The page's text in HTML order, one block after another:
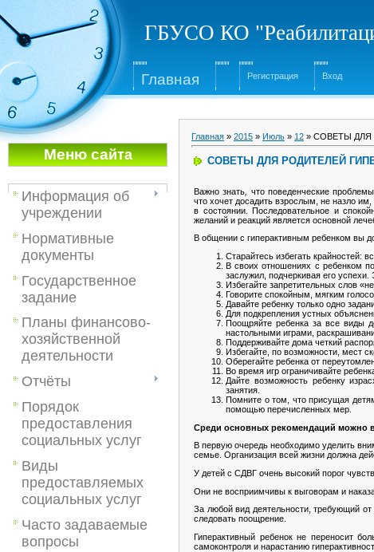
ГБУСО КО
Главная Регистрация Вход
Меню сайта
Информация об
учреждении
Нормативные
документы
Государственное
задание
Планы финансово-
хозяйственной
деятельности
Отчёты
Порядок
предоставления
социальных услуг
Виды
предоставляемых
социальных услуг
Часто задаваемые
вопросы
Главная » 2015 » Июль » 12 » СОВЕТЫ ДЛЯ
СОВЕТЫ ДЛЯ РОДИТЕЛЕЙ
Важно знать
что поведенческие
что хочет досадить взрослым, не назло
в состоянии. Последовательное и
желаний и реакций является основной
В общении с гиперактивным ребенком вы
Старайтесь избегать крайностей:
В своих отношениях с ребенком
заслужил, подчеркивая его успехи.
Избегайте запретительных слов
Говорите спокойным, мягким
Давайте ребенку только одно
Для подкрепления устных
Поощряйте ребенка за все виды
настольными играми,
Поддерживайте дома четкий
Избегайте, по возможности, мест
Оберегайте ребенка от
Во время игр ограничивайте
Дайте возможность ребенку
занятия.
Помните о том, что присущая
помощью перечисленных мер.
Среди основных рекомендаций можно
В первую очередь необходимо уделить
семье. Организация всей жизни должна
У детей с СДВГ очень высокий порог
Они не восприимчивы к выговорам и
За любой вид деятельности, требующий от
следовать поощрение.
Гиперактивный ребенок не переносит
самоконтроля и нарастанию